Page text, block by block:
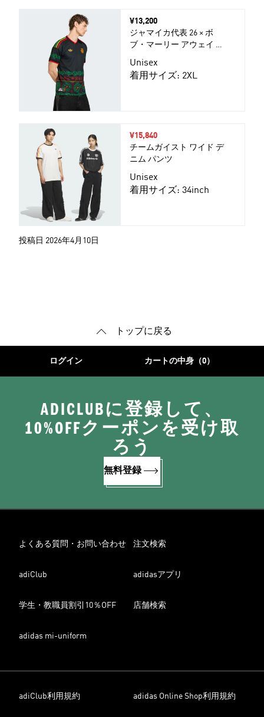
価格
¥13,200
ジャマイカ代表 26 × ボ
ブ・マーリー アウェイ レ
Unisex
着用サイズ: 2XL
セール価格
¥15,840
チームガイスト ワイド デ
ニム パンツ
Unisex
着用サイズ: 34inch
投稿日 2026年4月10日
トップに戻る
ログイン カートの中身（0）
ADICLUBに登録して、
10%OFFクーポンを受け取
ろう
無料登録
よくある質問・お問い合わせ 注文検索
adiClub adidasアプリ
学生・教職員割引10％OFF 店舗検索
adidas mi-uniform
adiClub利用規約 adidas Online Shop利用規約